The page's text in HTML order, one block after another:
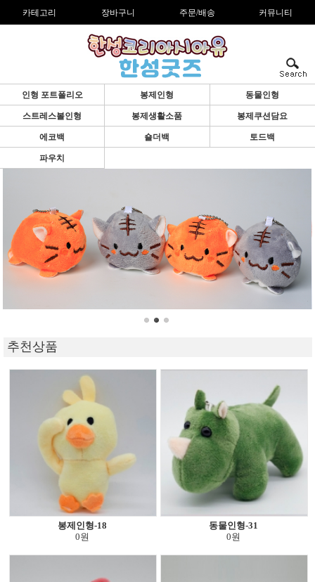
카테고리 장바구니 주문/배송 커뮤니티
인형 포트폴리오 봉제인형 동물인형
스트레스볼인형 봉제생활소품 봉제쿠션담요
에코백 숄더백 토드백
파우치
추천상품
봉제인형-18
0원
동물인형-31
0원